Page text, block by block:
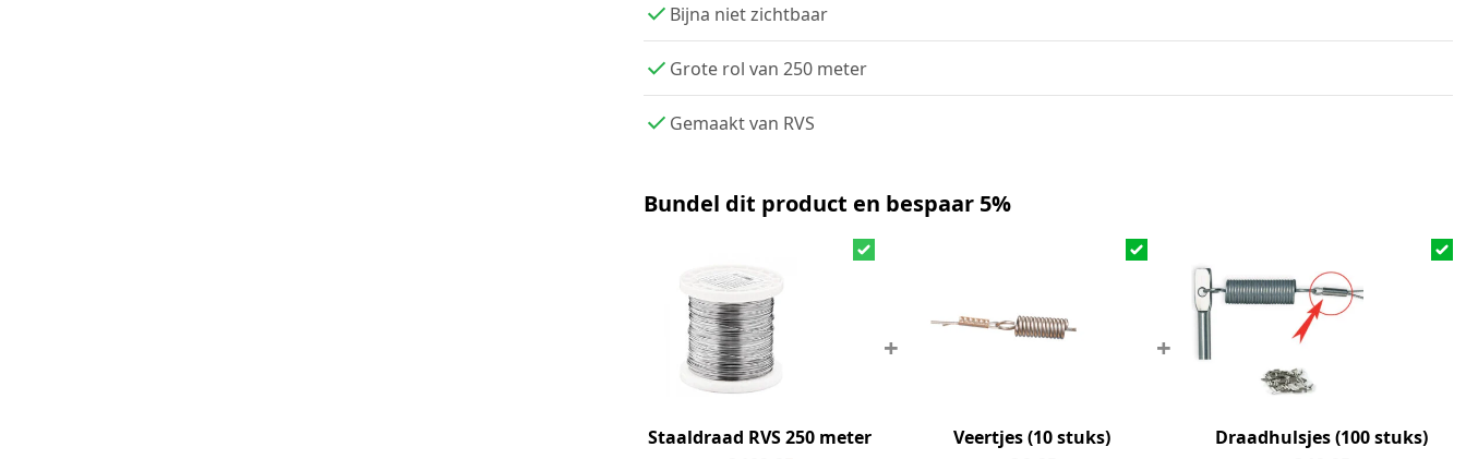
Bijna niet zichtbaar
Grote rol van 250 meter
Gemaakt van RVS
Bundel dit product en bespaar 5%
Staaldraad RVS 250 meter
+
Veertjes (10 stuks)
+
Draadhulsjes (100 stuks)